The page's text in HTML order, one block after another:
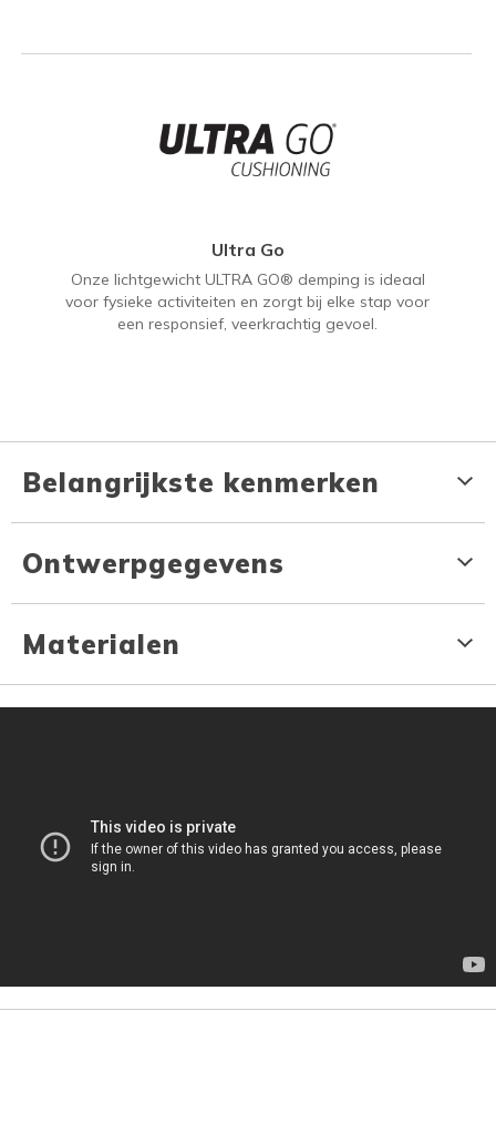
Ultra Go
Onze lichtgewicht ULTRA GO® demping is ideaal
voor fysieke activiteiten en zorgt bij elke stap voor
een responsief, veerkrachtig gevoel.
Belangrijkste kenmerken
Ontwerpgegevens
Materialen